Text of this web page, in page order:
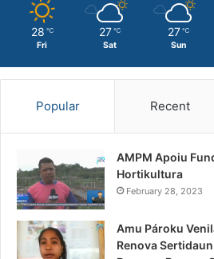
28 ℃
Fri
27 ℃
Sat
27 ℃
Sun
Popular Recent
AMPM Apoiu
Hortikultura
February 28, 2023
Amu Pároku
Renova